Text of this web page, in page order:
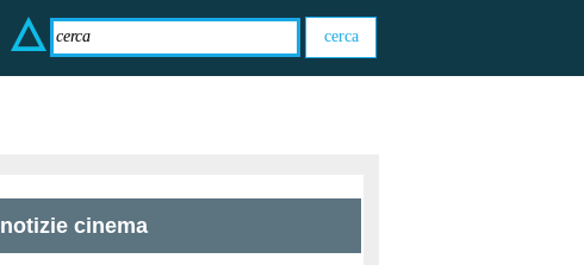
notizie cinema